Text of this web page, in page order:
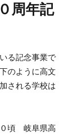
周年記
る記念事業で
のように高文
される学校は
頃 岐阜県高